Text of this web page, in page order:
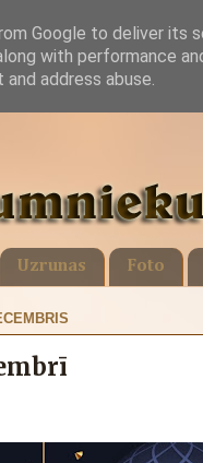
Uzrunas Foto
Google to deliver its
with performance
address abuse.